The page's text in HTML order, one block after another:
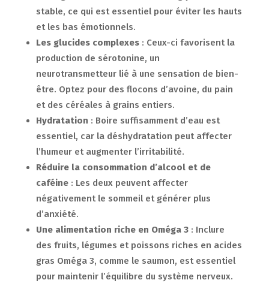
stable, ce qui est essentiel pour éviter les hauts
et les bas émotionnels.
Les glucides complexes: Ceux-ci favorisent la
production de sérotonine, un
neurotransmetteur lié à une sensation de bien-
être. Optez pour des flocons d’avoine, du pain
et des céréales à grains entiers.
Hydratation : Boire suffisamment d’eau est
essentiel, car la déshydratation peut affecter
l’humeur et augmenter l’irritabilité.
Réduire la consommation d’alcool et de
caféine: Les deux peuvent affecter
négativement le sommeil et générer plus
d’anxiété.
Une alimentation riche en Oméga 3: Inclure
des fruits, légumes et poissons riches en acides
gras Oméga 3, comme le saumon, est essentiel
pour maintenir l’équilibre du système nerveux.